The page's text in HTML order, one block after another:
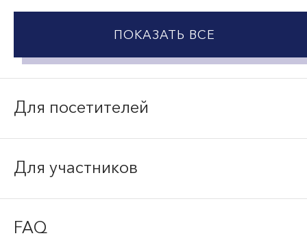
ПОКАЗАТЬ ВСЕ
Для посетителей
Для участников
FAQ